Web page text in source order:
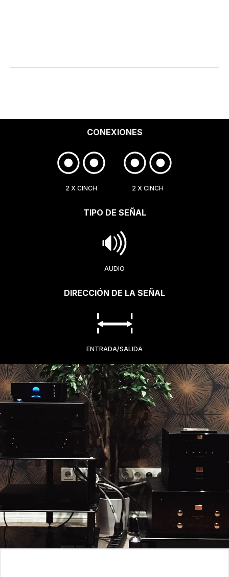
CONEXIONES
2 X CINCH 2 X CINCH
TIPO DE SEÑAL
AUDIO
DIRECCIÓN DE LA SEÑAL
ENTRADA/SALIDA